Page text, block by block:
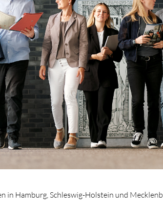
in Hamburg, Schleswig-Holstein und